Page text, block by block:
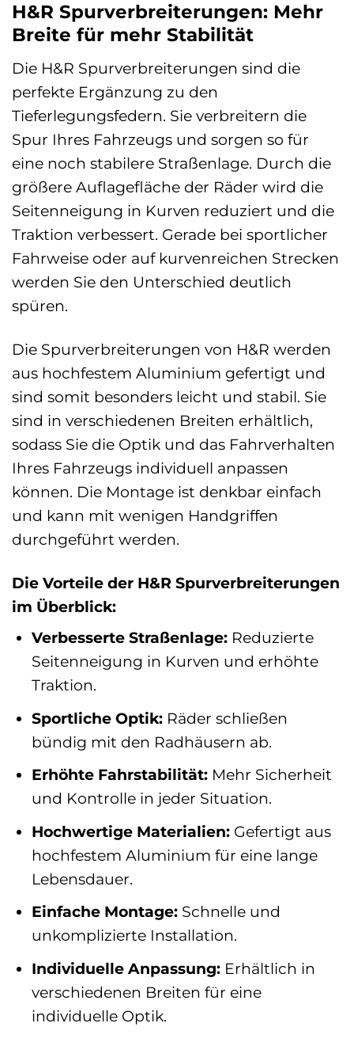
H&R Spurverbreiterungen: Mehr
Breite für mehr Stabilität
Die H&R Spurverbreiterungen sind die
perfekte Ergänzung zu den
Tieferlegungsfedern. Sie verbreitern die
Spur Ihres Fahrzeugs und sorgen so für
eine noch stabilere Straßenlage. Durch die
größere Auflagefläche der Räder wird die
Seitenneigung in Kurven reduziert und die
Traktion verbessert. Gerade bei sportlicher
Fahrweise oder auf kurvenreichen Strecken
werden Sie den Unterschied deutlich
spüren.
Die Spurverbreiterungen von H&R werden
aus hochfestem Aluminium gefertigt und
sind somit besonders leicht und stabil. Sie
sind in verschiedenen Breiten erhältlich,
sodass Sie die Optik und das Fahrverhalten
Ihres Fahrzeugs individuell anpassen
können. Die Montage ist denkbar einfach
und kann mit wenigen Handgriffen
durchgeführt werden.
Die Vorteile der H&R Spurverbreiterungen
im Überblick:
Verbesserte Straßenlage:Reduzierte
Seitenneigung in Kurven und erhöhte
Traktion.
Sportliche Optik:Räder schließen
bündig mit den Radhäusern ab.
Erhöhte Fahrstabilität:Mehr Sicherheit
und Kontrolle in jeder Situation.
Hochwertige Materialien:Gefertigt aus
hochfestem Aluminium für eine lange
Lebensdauer.
Einfache Montage:Schnelle und
unkomplizierte Installation.
Individuelle Anpassung:Erhältlich in
verschiedenen Breiten für eine
individuelle Optik.